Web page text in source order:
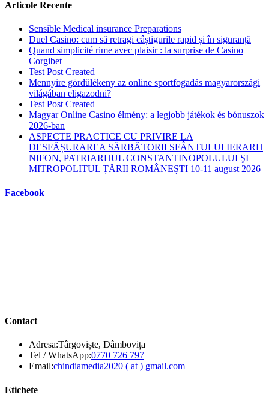
Articole Recente
Sensible Medical insurance Preparations
Duel Casino: cum să retragi câștigurile rapid și în siguranță
Quand simplicité rime avec plaisir : la surprise de Casino
Corgibet
Test Post Created
Mennyire gördülékeny az online sportfogadás magyarországi
világában eligazodni?
Test Post Created
Magyar Online Casino élmény: a legjobb játékok és bónuszok
2026-ban
ASPECTE PRACTICE CU PRIVIRE LA
DESFĂȘURAREA SĂRBĂTORII SFÂNTULUI IERARH
NIFON, PATRIARHUL CONSTANTINOPOLULUI ŞI
MITROPOLITUL ȚĂRII ROMÂNEȘTI 10-11 august 2026
Facebook
Contact
Adresa:Târgoviște, Dâmbovița
Tel / WhatsApp:0770 726 797Opens
in
Email:chindiamedia2020 ( at ) gmail.comOpens
Etichete